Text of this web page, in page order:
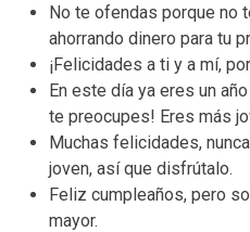
No te ofendas porque no
ahorrando dinero para tu
¡Felicidades a ti y a mí,
En este día ya eres un
te preocupes! Eres más
Muchas felicidades,
joven, así que disfrútalo.
Feliz cumpleaños, pero
mayor.